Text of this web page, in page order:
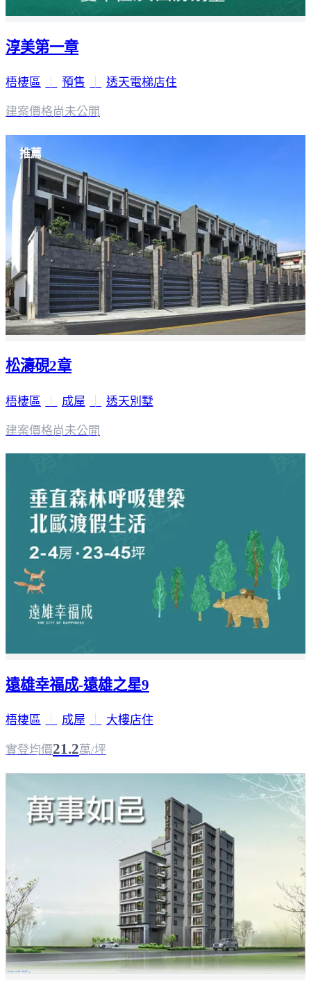
淳美第一章
梧棲區 預售 透天電梯店住
建案價格尚未公開
推薦
松濤硯2章
梧棲區 成屋 透天別墅
建案價格尚未公開
遠雄幸福成-遠雄之星9
梧棲區 成屋 大樓店住
實登均價21.2萬/坪